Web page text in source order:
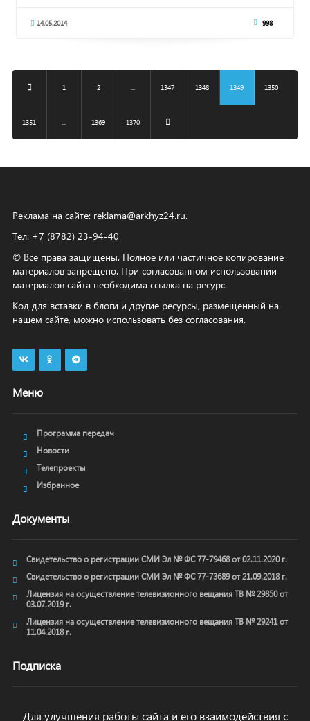
14.05.2014 998
1 2 1347 1348 1349 1350
1351 1369 1370
Реклама на сайте: reklama@arkhyz24.ru.
Тел: +7 (8782) 23‑94‑40
© Все права защищены. Полное или частичное копирование
материалов запрещено. При согласованном использовании
материалов сайта необходима ссылка на ресурс.
Код для вставки в блоги и другие ресурсы, размещенный на
нашем сайте, можно использовать без согласования.
Меню
Программа передач
Новости
Телепроекты
Избранное
Документы
Свидетельство о регистрации СМИ Эл № ФС 77-79468 от 02.11.2020 г.
Свидетельство о регистрации СМИ Эл № ФС 77-73689 от 21.09.2018 г.
Лицензия на осуществление телевизионного вещания ТВ № 29850 от
03.07.2019 г.
Лицензия на осуществление телевизионного вещания ТВ № 29241 от
11.04.2018 г.
Подписка
Для улучшения работы сайта и его взаимодействия с